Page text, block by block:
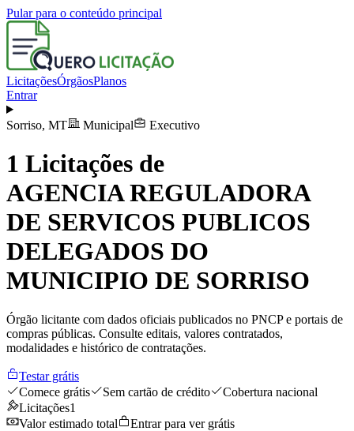
Pular para o conteúdo principal
LicitaçõesÓrgãosPlanos
Entrar
Sorriso, MT Municipal Executivo
1 Licitações de
AGENCIA REGULADORA
DE SERVICOS PUBLICOS
DELEGADOS DO
MUNICIPIO DE SORRISO
Órgão licitante com dados oficiais publicados no PNCP e portais de
compras públicas. Consulte editais, valores contratados,
modalidades e histórico de contratações.
Testar grátis
Comece grátis
Sem cartão de crédito
Cobertura nacional
Licitações1
Valor estimado total
Entrar para ver grátis